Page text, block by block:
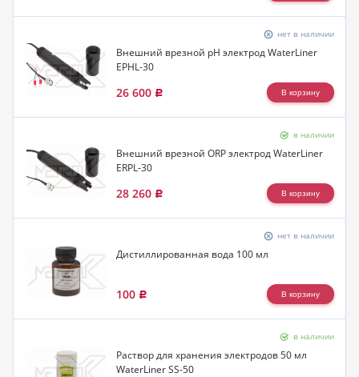
нет в наличии
Внешний врезной pH электрод WaterLiner
EPHL-30
26 600 Р
в наличии
Внешний врезной ORP электрод WaterLiner
ERPL-30
28 260 Р
нет в наличии
Дистиллированная вода 100 мл
100 Р
в наличии
Раствор для хранения электродов 50 мл
WaterLiner SS-50